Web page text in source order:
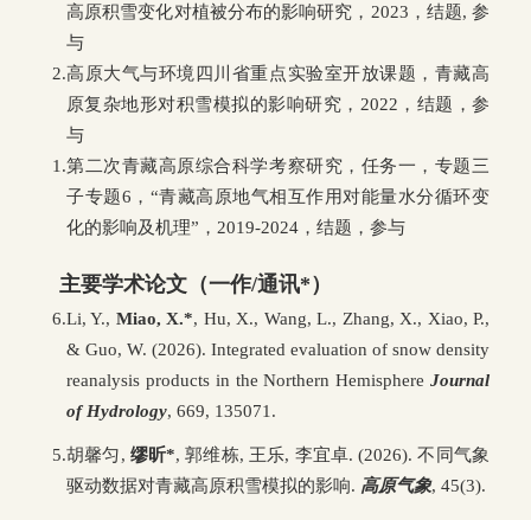
高原积雪变化对植被分布的影响研究，2023，结题, 参
与
2.高原大气与环境四川省重点实验室开放课题，青藏高
原复杂地形对积雪模拟的影响研究，2022，结题，参
与
1.第二次青藏高原综合科学考察研究，任务一，专题三
子专题6，“青藏高原地气相互作用对能量水分循环变
化的影响及机理”，2019-2024，结题，参与
主要学术论文（一作/通讯*）
6.Li, Y., Miao, X.*, Hu, X., Wang, L., Zhang, X., Xiao, P.,
& Guo, W. (2026). Integrated evaluation of snow density
reanalysis products in the Northern Hemisphere Journal
of Hydrology, 669, 135071.
5.胡馨匀, 缪昕*, 郭维栋, 王乐, 李宜卓. (2026). 不同气象
驱动数据对青藏高原积雪模拟的影响. 高原气象, 45(3).